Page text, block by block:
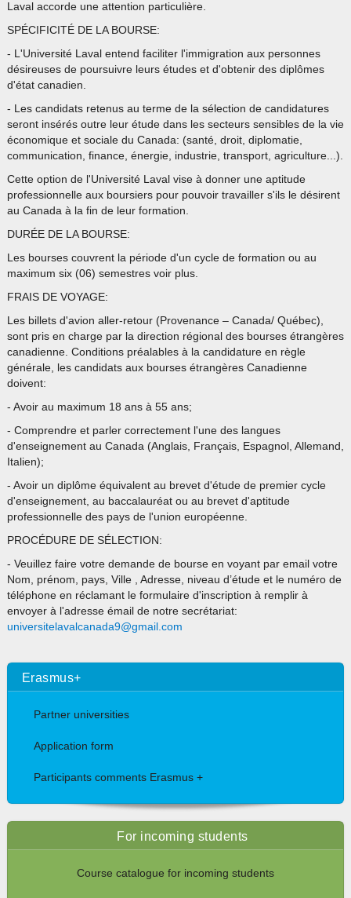
Laval accorde une attention particulière.
SPÉCIFICITÉ DE LA BOURSE:
- L'Université Laval entend faciliter l'immigration aux personnes
désireuses de poursuivre leurs études et d'obtenir des diplômes
d'état canadien.
- Les candidats retenus au terme de la sélection de candidatures
seront insérés outre leur étude dans les secteurs sensibles de la vie
économique et sociale du Canada: (santé, droit, diplomatie,
communication, finance, énergie, industrie, transport, agriculture...).
Cette option de l'Université Laval vise à donner une aptitude
professionnelle aux boursiers pour pouvoir travailler s'ils le désirent
au Canada à la fin de leur formation.
DURÉE DE LA BOURSE:
Les bourses couvrent la période d'un cycle de formation ou au
maximum six (06) semestres voir plus.
FRAIS DE VOYAGE:
Les billets d'avion aller-retour (Provenance – Canada/ Québec),
sont pris en charge par la direction régional des bourses étrangères
canadienne. Conditions préalables à la candidature en règle
générale, les candidats aux bourses étrangères Canadienne
doivent:
- Avoir au maximum 18 ans à 55 ans;
- Comprendre et parler correctement l'une des langues
d'enseignement au Canada (Anglais, Français, Espagnol, Allemand,
Italien);
- Avoir un diplôme équivalent au brevet d'étude de premier cycle
d'enseignement, au baccalauréat ou au brevet d'aptitude
professionnelle des pays de l'union européenne.
PROCÉDURE DE SÉLECTION:
- Veuillez faire votre demande de bourse en voyant par email votre
Nom, prénom, pays, Ville , Adresse, niveau d’étude et le numéro de
téléphone en réclamant le formulaire d'inscription à remplir à
envoyer à l'adresse émail de notre secrétariat:
universitelavalcanada9@gmail.com
Erasmus+
Partner universities
Application form
Participants comments Erasmus +
For incoming students
Course catalogue for incoming students